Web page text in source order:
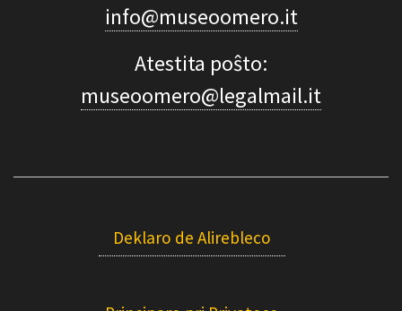
info@museoomero.it
Atestita poŝto:
museoomero@legalmail.it
Deklaro de Alirebleco